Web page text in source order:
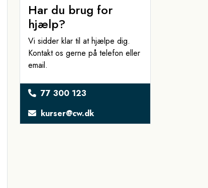
Har du brug for
hjælp?
Vi sidder klar til at hjælpe dig.
Kontakt os gerne på telefon eller
email.
77 300 123
kurser@cw.dk